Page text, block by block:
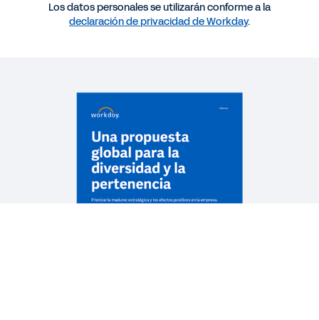
Belonging and Diversity Quick Demo
Ver más recursos
Los datos personales se utilizarán conforme a la
declaración de privacidad de Workday.